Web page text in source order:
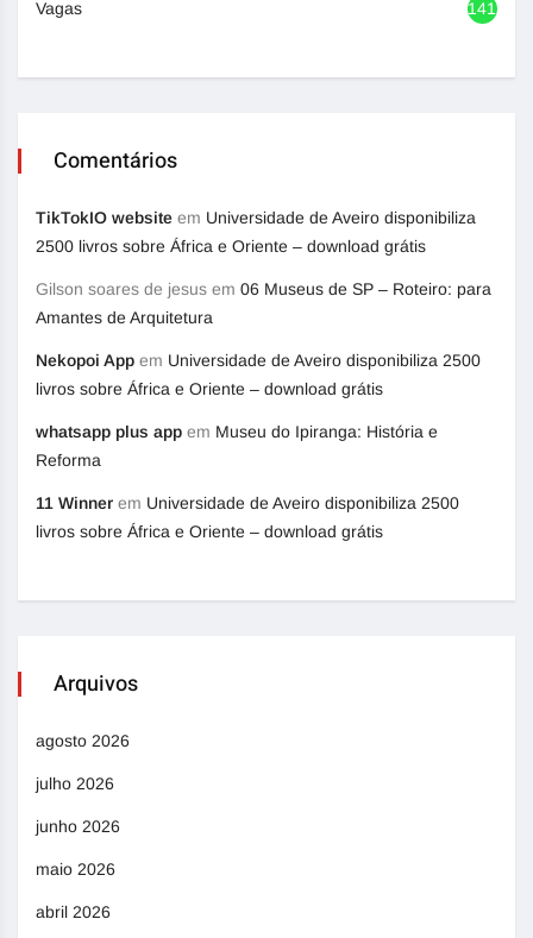
Vagas 1417
Comentários
TikTokIO website em Universidade de Aveiro disponibiliza
2500 livros sobre África e Oriente – download grátis
Gilson soares de jesus em 06 Museus de SP – Roteiro: para
Amantes de Arquitetura
Nekopoi App em Universidade de Aveiro disponibiliza 2500
livros sobre África e Oriente – download grátis
whatsapp plus app em Museu do Ipiranga: História e
Reforma
11 Winner em Universidade de Aveiro disponibiliza 2500
livros sobre África e Oriente – download grátis
Arquivos
agosto 2026
julho 2026
junho 2026
maio 2026
abril 2026